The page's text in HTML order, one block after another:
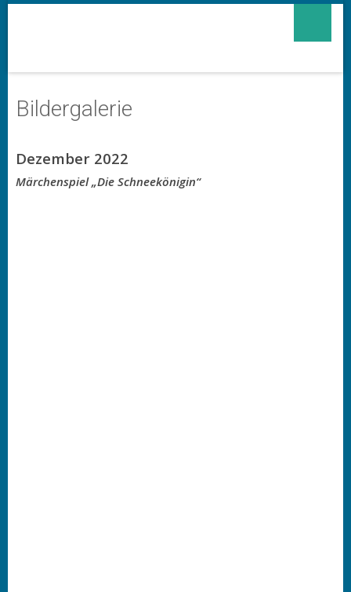
Bildergalerie
Dezember 2022
Märchenspiel „Die Schneekönigin“